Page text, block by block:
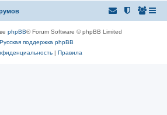
phpBB® Forum Software © phpBB Limited
Русская поддержка phpBB
| Правила